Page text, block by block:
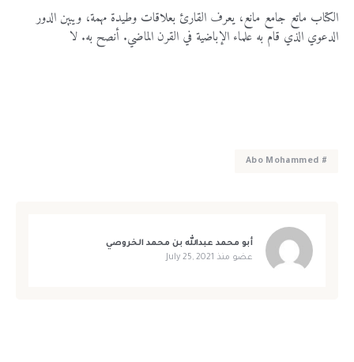
الكتاب ماتع جامع مانع، يعرف القارئ بعلاقات وطيدة مهمة، ويبين الدور
الدعوي الذي قام به علماء الإباضية في القرن الماضي. أنصح به. لا
# Abo Mohammed
أبو محمد عبدالله بن محمد الخروصي
عضو منذ July 25, 2021